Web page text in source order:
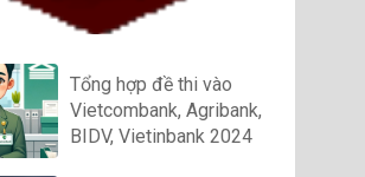
Tổng hợp đề thi vào
Vietcombank, Agribank,
BIDV, Vietinbank 2024